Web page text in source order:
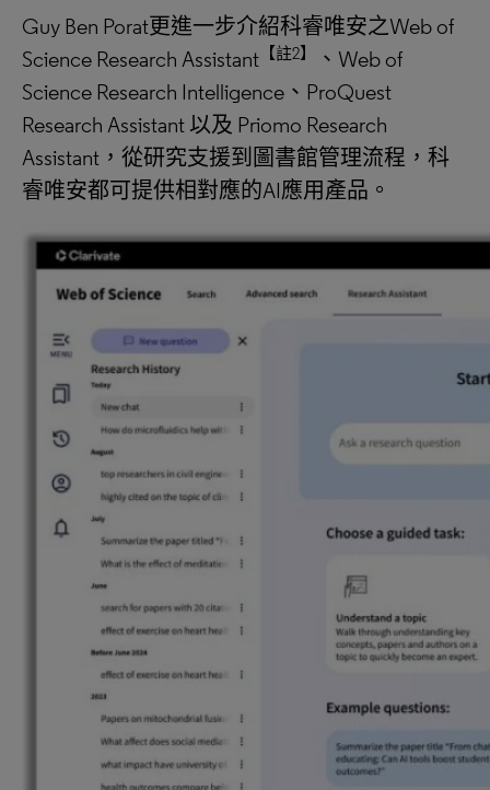
Guy Ben Porat更進一步介紹科睿唯安之Web of
Science Research Assistant 【註2】
、Web of
Science Research Intelligence、ProQuest
Research Assistant 以及 Priomo Research
Assistant，從研究支援到圖書館管理流程，科
睿唯安都可提供相對應的AI應用產品。